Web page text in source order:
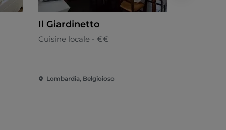
Il Giardinetto
Cuisine locale - €€
Lombardia, Belgioioso